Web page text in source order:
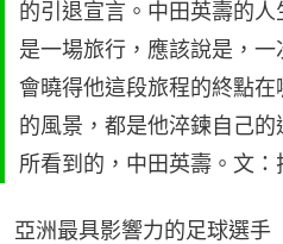
的引退宣言。中田英壽的人
是一場旅行，應該說是，
會曉得他這段旅程的終點
的風景，都是他淬鍊自己
所看到的，中田英壽。文
亞洲最具影響力的足球選手